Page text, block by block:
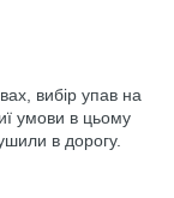
вибір упав на
умови в цьому
в дорогу.